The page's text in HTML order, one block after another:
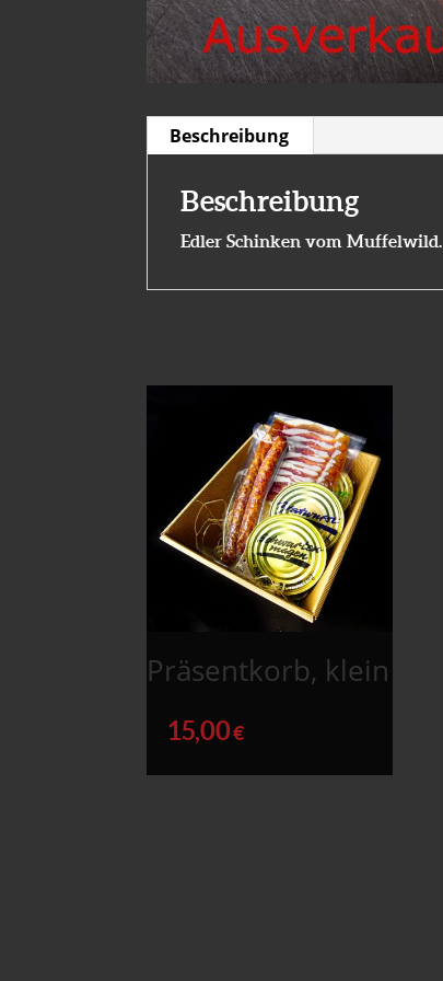
Beschreibung
Beschreibung
Edler Schinken vom Muffelwild.
Präsentkorb, klein
15,00€